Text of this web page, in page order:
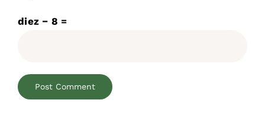
diez − 8 =